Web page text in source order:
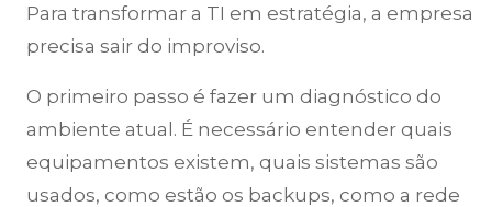
Para transformar a TI em estratégia, a empresa
precisa sair do improviso.
O primeiro passo é fazer um diagnóstico do
ambiente atual. É necessário entender quais
equipamentos existem, quais sistemas são
usados, como estão os backups, como a rede